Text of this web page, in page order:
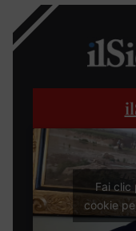
Fai clic
cookie